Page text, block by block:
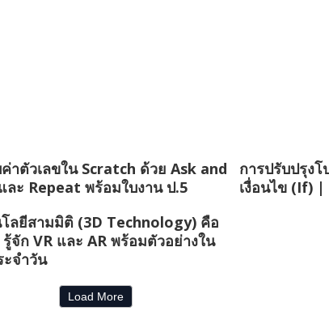
าตัวเลขใน Scratch ด้วย Ask and
ละ Repeat พร้อมใบงาน ป.5
การปรับปรุง
เงื่อนไข (If)
โลยีสามมิติ (3D Technology) คือ
รู้จัก VR และ AR พร้อมตัวอย่างใน
จำวัน
Load More